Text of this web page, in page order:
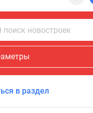
новостроек
в раздел